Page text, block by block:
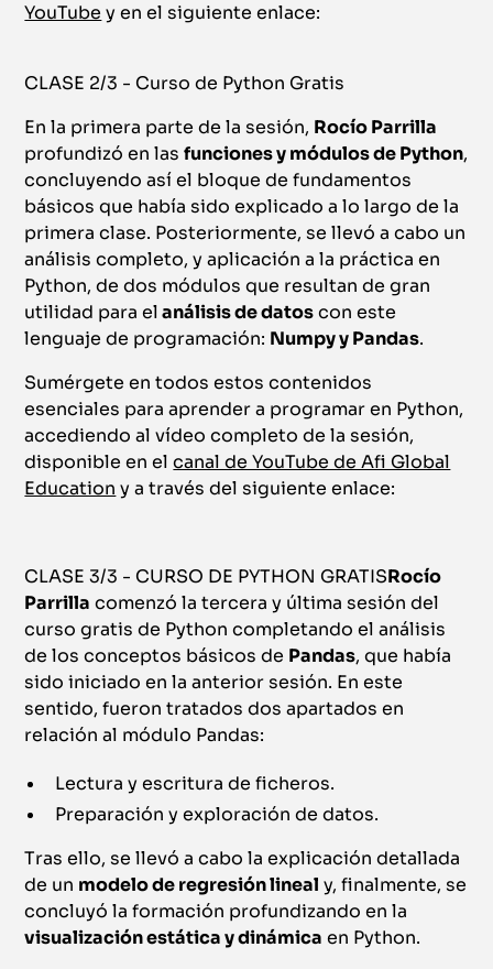
YouTube y en el siguiente enlace:
CLASE 2/3 - Curso de Python Gratis
En la primera parte de la sesión, Rocío Parrilla
profundizó en lasfunciones y módulos de Python,
concluyendo así el bloque de fundamentos
básicos que había sido explicado a lo largo de la
primera clase. Posteriormente, se llevó a cabo un
análisis completo, y aplicación a la práctica en
Python, de dos módulos que resultan de gran
utilidad para elanálisis de datoscon este
lenguaje de programación: Numpy y Pandas.
Sumérgete en todos estos contenidos
esenciales para aprender a programar en Python,
accediendo al vídeo completo de la sesión,
disponible en elcanal de YouTube de Afi Global
Education y a través del siguiente enlace:
CLASE 3/3 - CURSO DE PYTHON GRATISRocío
Parrilla comenzó la tercera y última sesión del
curso gratis de Python completando el análisis
de los conceptos básicos de Pandas, que había
sido iniciado en la anterior sesión. En este
sentido, fueron tratados dos apartados en
relación al módulo Pandas:
Lectura y escritura de ficheros.
Preparación y exploración de datos.
Tras ello, se llevó a cabo la explicación detallada
de un modelo de regresión lineal y, finalmente, se
concluyó la formación profundizando en la
visualización estática y dinámica en Python.